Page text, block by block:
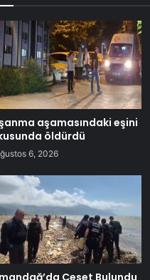
aşamasındaki eşini
öldürdü
6, 2026